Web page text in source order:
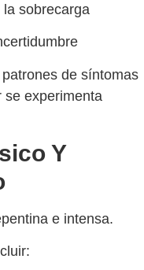
sobrecarga
de síntomas
se experimenta
Y
e intensa.